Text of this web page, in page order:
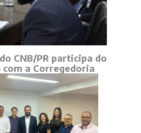
CNB/PR participa do
com a Corregedoria